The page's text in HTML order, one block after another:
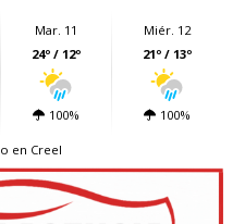
Mar. 11
24º / 12º
100%
Miér. 12
21º / 13º
100%
en Creel